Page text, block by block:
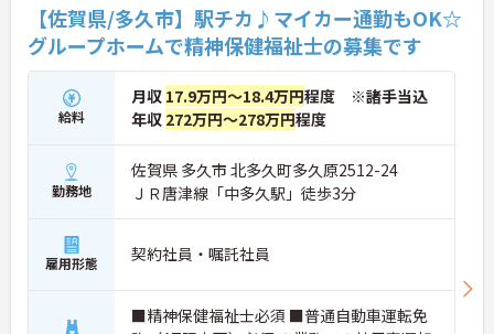
【佐賀県/多久市】駅チカ♪マイカー通勤もOK☆
グループホームで精神保健福祉士の募集です
給料
月収 17.9万円～18.4万円程度 ※諸手当込
年収 272万円～278万円程度
勤務地
佐賀県 多久市 北多久町多久原2512-24
ＪＲ唐津線「中多久駅」徒歩3分
雇用形態 契約社員・嘱託社員
■精神保健福祉士必須 ■普通自動車運転免